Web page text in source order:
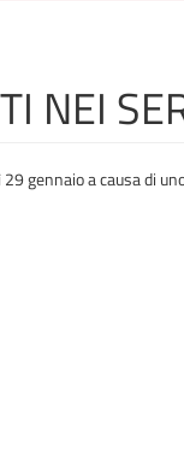
NEI
gennaio a causa di